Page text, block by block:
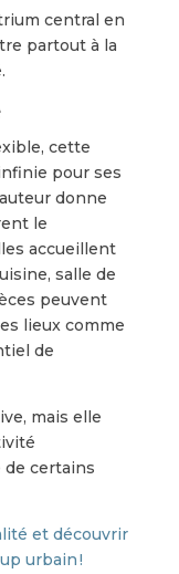
central en
partout à la
cette
pour ses
donne
le
accueillent
salle de
peuvent
lieux comme
de
mais elle
certains
et découvrir
urbain !